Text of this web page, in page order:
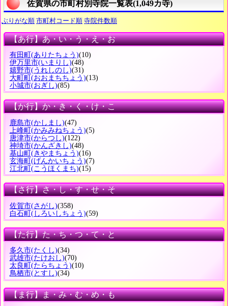
佐賀県の市町村別寺院一覧表(1,049カ寺)
ぶりがな順 市町村コード順 寺院件数順
【あ行】あ・い・う・え・お
有田町 (ありたちょう)(10)
伊万里市(いまりし)(48)
嬉野市(うれしのし)(31)
大町町 (おおまちちょう)(13)
小城市(おぎし)(85)
【か行】か・き・く・け・こ
鹿島市(かしまし)(47)
上峰町 (かみみねちょう)(5)
唐津市(からつし)(122)
神埼市(かんざきし)(48)
基山町 (きやまちょう)(16)
玄海町 (げんかいちょう)(7)
江北町 (こうほくまち)(15)
【さ行】さ・し・す・せ・そ
佐賀市(さがし)(358)
白石町(しろいしちょう)(59)
【た行】た・ち・つ・て・と
多久市(たくし)(34)
武雄市(たけおし)(70)
太良町 (たらちょう)(10)
鳥栖市(とすし)(34)
【ま行】ま・み・む・め・も